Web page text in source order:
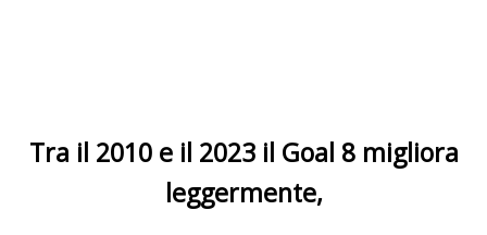
Tra il 2010 e il 2023 il Goal 8 migliora
leggermente,